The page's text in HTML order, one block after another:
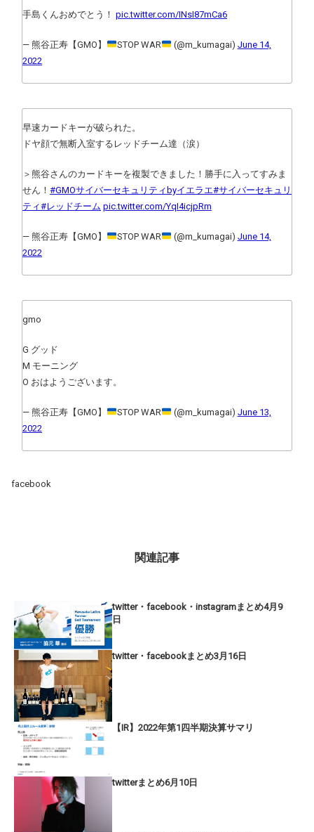
手島くんおめでとう！ pic.twitter.com/INsI87mCa6
— 熊谷正寿【GMO】 STOP WAR (@m_kumagai) June 14,
2022
早速カードキーが破られた。
ドヤ顔で無断入室するレッドチーム達（涙）
＞熊谷さんのカードキーを複製できました！勝手に入ってすみま
せん！ #GMOサイバーセキュリティbyイエラエ#サイバーセキュリ
ティ#レッドチーム pic.twitter.com/YqI4icjpRm
— 熊谷正寿【GMO】 STOP WAR (@m_kumagai) June 14,
2022
gmo
G グッド
M モーニング
O おはようございます。
— 熊谷正寿【GMO】 STOP WAR (@m_kumagai) June 13,
2022
facebook
関連記事
twitter・facebook・instagramまとめ4月9
日
twitter・facebookまとめ3月16日
【IR】2022年第1四半期決算サマリ
twitterまとめ6月10日